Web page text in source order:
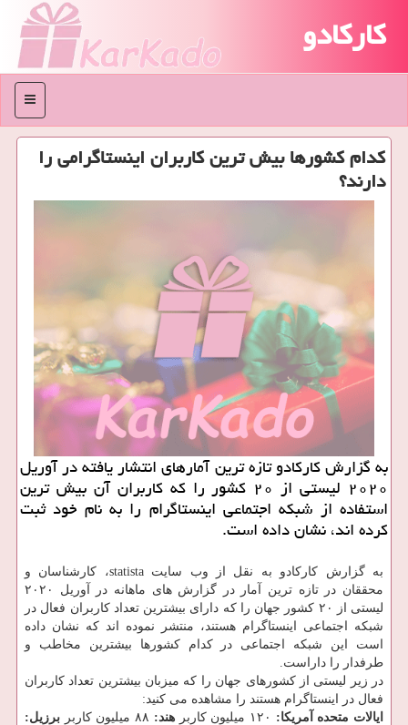
کارکادو
منو
كدام كشورها بیش ترین كاربران اینستاگرامی را
دارند؟
به گزارش كاركادو تازه ترین آمارهای انتشار یافته در آوریل
۲۰۲۰ لیستی از ۲۰ كشور را كه كاربران آن بیش ترین
استفاده از شبكه اجتماعی اینستاگرام را به نام خود ثبت
كرده اند، نشان داده است.
به گزارش کارکادو به نقل از وب سایت statista، کارشناسان و
محققان در تازه ترین آمار در گزارش های ماهانه در آوریل ۲۰۲۰
لیستی از ۲۰ کشور جهان را که دارای بیشترین تعداد کاربران فعال در
شبکه اجتماعی اینستاگرام هستند، منتشر نموده اند که نشان داده
است این شبکه اجتماعی در کدام کشورها بیشترین مخاطب و
طرفدار را داراست.
در زیر لیستی از کشورهای جهان را که میزبان بیشترین تعداد کاربران
فعال در اینستاگرام هستند را مشاهده می کنید:
ایالات متحده آمریکا: ۱۲۰ میلیون کاربر هند: ۸۸ میلیون کاربر
برزیل: